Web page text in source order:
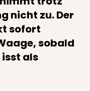
nicht zu. Der
sofort
sobald
isst als